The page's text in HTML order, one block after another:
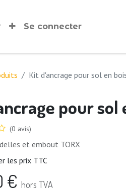
Se connecter
Kit d'ancrage pour sol en
pour sol
(0 avis)
et embout TORX
les prix TTC
€ hors TVA